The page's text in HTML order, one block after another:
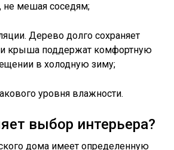
мешая соседям;
Дерево долго сохраняет
и крыша поддержат комфортную
в холодную зиму;
уровня влажности.
выбор интерьера?
дома имеет определенную